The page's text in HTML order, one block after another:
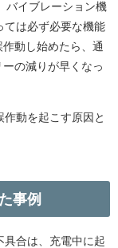
バイブレーション機
ては必ず必要な機能
動し始めたら、通
の減りが早くなっ
動を起こす原因と
事例
具合は、充電中に起